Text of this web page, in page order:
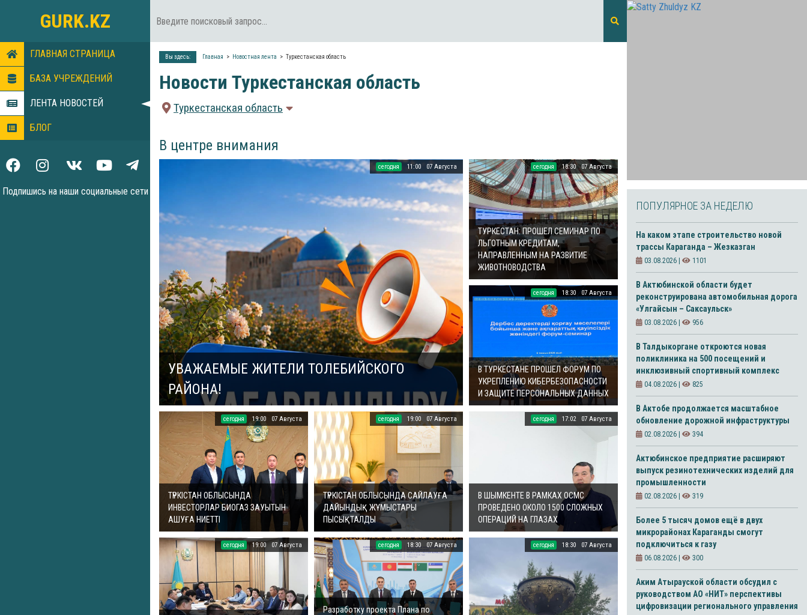
GURK.KZ
ГЛАВНАЯ СТРАНИЦА
БАЗА УЧРЕЖДЕНИЙ
ЛЕНТА НОВОСТЕЙ
БЛОГ
Подпишись на наши социальные сети
Вы здесь: Главная Новостная лента Туркестанская область
Новости Туркестанская область
Туркестанская область
В центре внимания
cегодня 11:00 07 Августа
УВАЖАЕМЫЕ ЖИТЕЛИ ТОЛЕБИЙСКОГО
РАЙОНА!
cегодня 18:3007 Августа
ТУРКЕСТАН: ПРОШЕЛ СЕМИНАР ПО
ЛЬГОТНЫМ КРЕДИТАМ,
НАПРАВЛЕННЫМ НА РАЗВИТИЕ
ЖИВОТНОВОДСТВА
cегодня 18:30 07 Августа
В ТУРКЕСТАНЕ ПРОШЕЛ ФОРУМ ПО
УКРЕПЛЕНИЮ КИБЕРБЕЗОПАСНОСТИ
И ЗАЩИТЕ ПЕРСОНАЛЬНЫХ ДАННЫХ
cегодня 19:00 07 Августа
ТҮРКІСТАН ОБЛЫСЫНДА
ИНВЕСТОРЛАР БИОГАЗ ЗАУЫТЫН
АШУҒА НИЕТТІ
cегодня 19:0007 Августа
ТҮРКІСТАН ОБЛЫСЫНДА САЙЛАУҒА
ДАЙЫНДЫҚ ЖҰМЫСТАРЫ
ПЫСЫҚТАЛДЫ
cегодня 17:0207 Августа
В ШЫМКЕНТЕ В РАМКАХ ОСМС
ПРОВЕДЕНО ОКОЛО 1500 СЛОЖНЫХ
ОПЕРАЦИЙ НА ГЛАЗАХ
cегодня 19:0007 Августа cегодня 18:30 07 Августа
Разработку проекта Плана по
cегодня 18:30 07 Августа
ПОПУЛЯРНОЕ ЗА НЕДЕЛЮ
На каком этапе строительство новой
трассы Караганда – Жезказган
03.08.2026 | 1101
В Актюбинской области будет
реконструирована автомобильная дорога
«Улгайсын – Саксаульск»
03.08.2026 | 956
В Талдыкоргане откроются новая
поликлиника на 500 посещений и
инклюзивный спортивный комплекс
04.08.2026 | 825
В Актобе продолжается масштабное
обновление дорожной инфраструктуры
02.08.2026 | 394
Актюбинское предприятие расширяют
выпуск резинотехнических изделий для
промышленности
02.08.2026 | 319
Более 5 тысяч домов ещё в двух
микрорайонах Караганды смогут
подключиться к газу
06.08.2026 | 300
Аким Атырауской области обсудил с
руководством АО «НИТ» перспективы
цифровизации регионального управления